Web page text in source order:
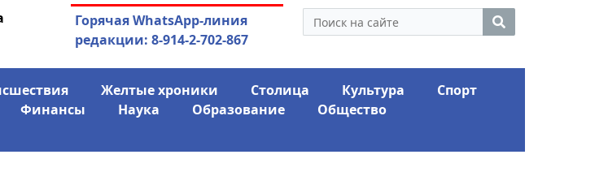
03.08.2026АЛРОСА ушла в минус и ожидает еще одного
финансового удара
04.08.2026
Горячая WhatsApp-линия
редакции: 8-914-2-702-867
Желтые хроники Столица Культура
Спорт
Финансы Наука Образование
Общество